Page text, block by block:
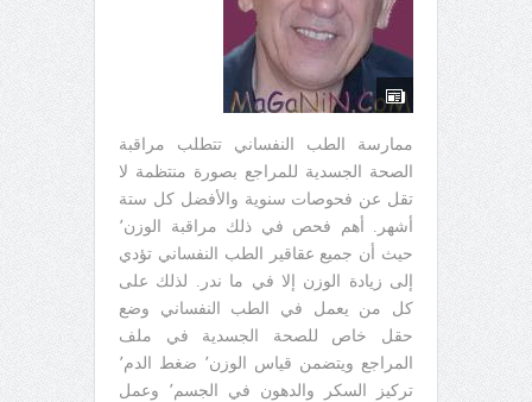
ممارسة الطب النفساني تتطلب مراقبة
الصحة الجسدية للمراجع بصورة منتظمة لا
تقل عن فحوصات سنوية والأفضل كل ستة
أشهر. أهم فحص في ذلك مراقبة الوزن٬
حيث أن جميع عقاقير الطب النفساني تؤدي
إلى زيادة الوزن إلا في ما ندر. لذلك على
كل من يعمل في الطب النفساني وضع
حقل خاص للصحة الجسدية في ملف
المراجع ويتضمن قياس الوزن٬ ضغط الدم٬
تركيز السكر والدهون في الجسم٬ وعمل